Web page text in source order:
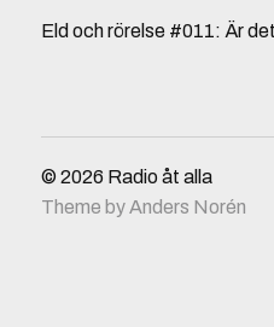
Eld och rörelse #011: Är
© 2026 Radio åt alla
Theme byAnders Norén